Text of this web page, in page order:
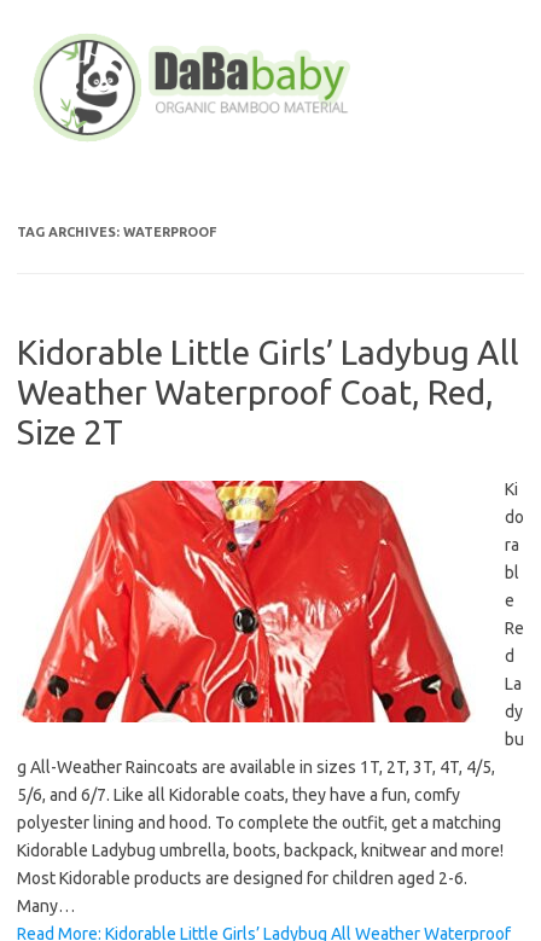
content
TAG ARCHIVES: WATERPROOF
Kidorable Little Girls’ Ladybug All
Weather Waterproof Coat, Red,
Size 2T
Ki
do
ra
bl
e
Re
d
La
dy
bu
g All-Weather Raincoats are available in sizes 1T, 2T, 3T, 4T, 4/5,
5/6, and 6/7. Like all Kidorable coats, they have a fun, comfy
polyester lining and hood. To complete the outfit, get a matching
Kidorable Ladybug umbrella, boots, backpack, knitwear and more!
Most Kidorable products are designed for children aged 2-6.
Many…
Read More: Kidorable Little Girls’ Ladybug All Weather Waterproof